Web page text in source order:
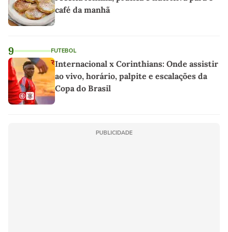
café da manhã
9 FUTEBOL
Internacional x Corinthians: Onde assistir
ao vivo, horário, palpite e escalações da
Copa do Brasil
PUBLICIDADE